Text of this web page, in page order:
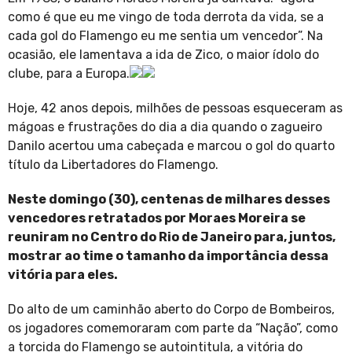
como é que eu me vingo de toda derrota da vida, se a
cada gol do Flamengo eu me sentia um vencedor”. Na
ocasião, ele lamentava a ida de Zico, o maior ídolo do
clube, para a Europa.
Hoje, 42 anos depois, milhões de pessoas esqueceram as
mágoas e frustrações do dia a dia quando o zagueiro
Danilo acertou uma cabeçada e marcou o gol do quarto
título da Libertadores do Flamengo.
Neste domingo (30), centenas de milhares desses
vencedores retratados por Moraes Moreira se
reuniram no Centro do Rio de Janeiro para, juntos,
mostrar ao time o tamanho da importância dessa
vitória para eles.
Do alto de um caminhão aberto do Corpo de Bombeiros,
os jogadores comemoraram com parte da “Nação”, como
a torcida do Flamengo se autointitula, a vitória do